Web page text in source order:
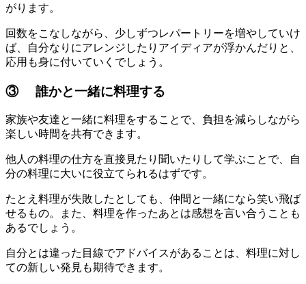
がります。
回数をこなしながら、少しずつレパートリーを増やしていけ
ば、自分なりにアレンジしたりアイディアが浮かんだりと、
応用も身に付いていくでしょう。
③ 誰かと一緒に料理する
家族や友達と一緒に料理をすることで、負担を減らしながら
楽しい時間を共有できます。
他人の料理の仕方を直接見たり聞いたりして学ぶことで、自
分の料理に大いに役立てられるはずです。
たとえ料理が失敗したとしても、仲間と一緒になら笑い飛ば
せるもの。また、料理を作ったあとは感想を言い合うことも
あるでしょう。
自分とは違った目線でアドバイスがあることは、料理に対し
ての新しい発見も期待できます。